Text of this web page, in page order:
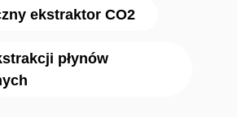
ekstraktor CO2
płynów